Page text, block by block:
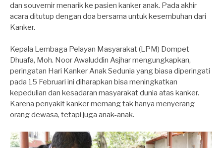
dan souvernir menarik ke pasien kanker anak. Pada akhir
acara ditutup dengan doa bersama untuk kesembuhan dari
Kanker.
Kepala Lembaga Pelayan Masyarakat (LPM) Dompet
Dhuafa, Moh. Noor Awaluddin Asjhar mengungkapkan,
peringatan Hari Kanker Anak Sedunia yang biasa diperingati
pada 15 Februari ini diharapkan bisa meningkatkan
kepedulian dan kesadaran masyarakat dunia atas kanker.
Karena penyakit kanker memang tak hanya menyerang
orang dewasa, tetapi juga anak-anak.